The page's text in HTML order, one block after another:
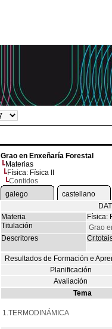
Grao en Enxeñaría Forestal
Materias
Física: Física II
Contidos
galego
castellano
Materia
Física:
Titulación
Grao
Descritores
Resultados de Formación e
Planificación
Avaliación
Tema
1.TERMODINÁMICA